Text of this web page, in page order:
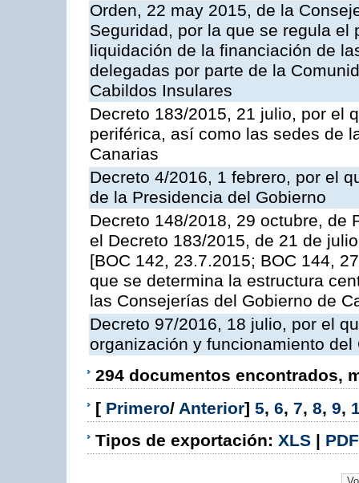
Orden, 22 may 2015, de la
Seguridad, por la que se regula
liquidación de la financiación de
delegadas por parte de la
Cabildos Insulares
Decreto 183/2015, 21 julio, por el
periférica, así como las sedes de
Canarias
Decreto 4/2016, 1 febrero, por el
de la Presidencia del Gobierno
Decreto 148/2018, 29 octubre, de
el Decreto 183/2015, de 21 de julio
[BOC 142, 23.7.2015; BOC 144,
que se determina la estructura
las Consejerías del Gobierno de
Decreto 97/2016, 18 julio, por el
organización y funcionamiento
294 documentos encontrados,
[ Primero/ Anterior] 5, 6, 7, 8, 9,
Tipos de exportación: XLS | PDF